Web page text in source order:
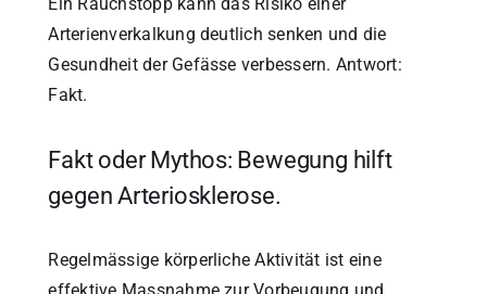
Arterienverkalkung deutlich senken und die
Gesundheit der Gefässe verbessern. Antwort:
Fakt.
Fakt oder Mythos: Bewegung hilft
gegen Arteriosklerose.
Regelmässige körperliche Aktivität ist eine